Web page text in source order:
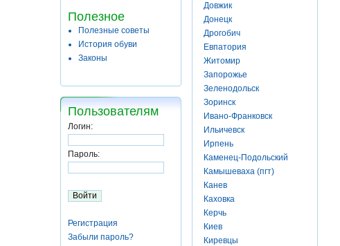
Полезное
Полезные советы
История обуви
Законы
Пользователям
Логин:
Пароль:
Регистрация
Забыли пароль?
Довжик
Донецк
Дрогобич
Евпатория
Житомир
Запорожье
Зеленодольск
Зоринск
Ивано-Франковск
Ильичевск
Ирпень
Каменец-Подольский
Камышеваха (пгт)
Канев
Каховка
Керчь
Киев
Киревцы